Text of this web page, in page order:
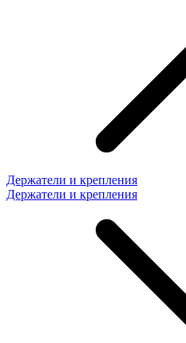
Держатели и крепления
Держатели и крепления